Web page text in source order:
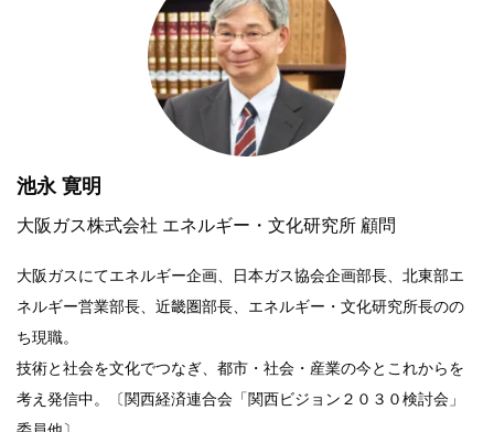
池永 寛明
大阪ガス株式会社 エネルギー・文化研究所 顧問
大阪ガスにてエネルギー企画、日本ガス協会企画部長、北東部エ
ネルギー営業部長、近畿圏部長、エネルギー・文化研究所長のの
ち現職。
技術と社会を文化でつなぎ、都市・社会・産業の今とこれからを
考え発信中。〔関西経済連合会「関西ビジョン２０３０検討会」